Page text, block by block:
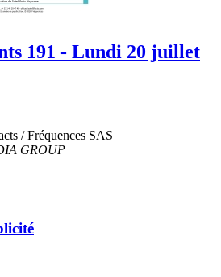
191 - Lundi 20 juillet
/ Fréquences SAS
GROUP